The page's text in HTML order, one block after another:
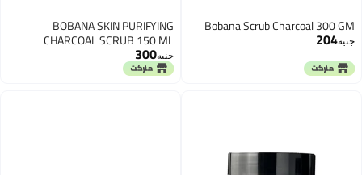
Bobana Scrub Charcoal 300 GM
جنيه204
BOBANA SKIN PURIFYING
CHARCOAL SCRUB 150 ML
جنيه300